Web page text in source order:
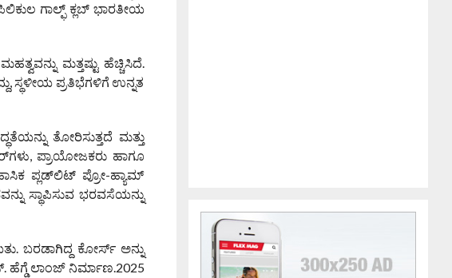
ಗಾಲ್ಫ್ ಕ್ಲಬ್ ಭಾರತೀಯ
ಮತ್ತಷ್ಟು ಹೆಚ್ಚಿಸಿದೆ.
ಸ್ಥಳೀಯ ಪ್ರತಿಭೆಗಳಿಗೆ ಉನ್ನತ
ತೋರಿಸುತ್ತದೆ ಮತ್ತು
ಪ್ರಾಯೋಜಕರು ಹಾಗೂ
ಪ್ಲಡ್‌ಲಿಟ್ ಪ್ರೋ-ಹ್ಯಾಮ್
ಸ್ಥಾಪಿಸುವ ಭರವಸೆಯನ್ನು
ಬರಡಾಗಿದ್ದ ಕೋರ್ಸ್ ಅನ್ನು
ಹೆಗ್ಡೆ ಲಾಂಜ್ ನಿರ್ಮಾಣ.2025